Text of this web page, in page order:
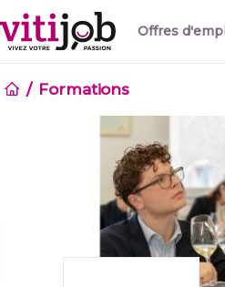
Offres
Formations